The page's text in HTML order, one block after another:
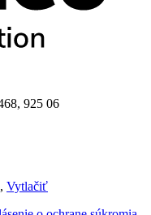
925 06
, Vytlačiť